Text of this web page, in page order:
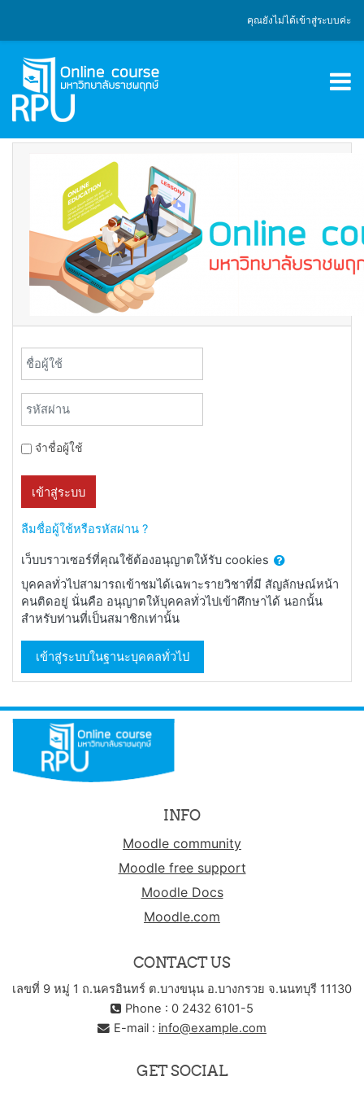
คุณยังไม่ได้เข้าสู่ระบบค่ะ
ชื่อผู้ใช้
รหัสผ่าน
จำชื่อผู้ใช้
เข้าสู่ระบบ
ลืมชื่อผู้ใช้หรือรหัสผ่าน ?
เว็บบราวเซอร์ที่คุณใช้ต้องอนุญาตให้รับ cookies
บุคคลทั่วไปสามารถเข้าชมได้เฉพาะรายวิชาที่มี สัญลักษณ์หน้า
คนติดอยู่ นั่นคือ อนุญาตให้บุคคลทั่วไปเข้าศึกษาได้ นอกนั้น
สำหรับท่านที่เป็นสมาชิกเท่านั้น
เข้าสู่ระบบในฐานะบุคคลทั่วไป
INFO
Moodle community
Moodle free support
Moodle Docs
Moodle.com
CONTACT US
เลขที่ 9 หมู่ 1 ถ.นครอินทร์ ต.บางขนุน อ.บางกรวย จ.นนทบุรี 11130
Phone : 0 2432 6101-5
E-mail : info@example.com
GET SOCIAL